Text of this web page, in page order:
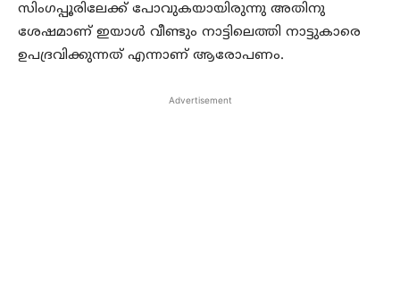
സിംഗപ്പൂരിലേക്ക് പോവുകയായിരുന്നു അതിനു
ശേഷമാണ് ഇയാള്‍ വീണ്ടും നാട്ടിലെത്തി നാട്ടുകാരെ
ഉപദ്രവിക്കുന്നത് എന്നാണ് ആരോപണം.
Advertisement